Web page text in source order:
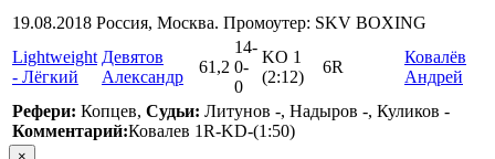
19.08.2018 Россия, Москва. Промоутер: SKV BOXING
Lightweight
- Лёгкий
Девятов
Александр
61,2
14-
0-
0
KO 1
(2:12)
6R
Ковалёв
Андрей
Рефери: Копцев, Судьи: Литунов -, Надыров -, Куликов -
Комментарий:Ковалев 1R-KD-(1:50)